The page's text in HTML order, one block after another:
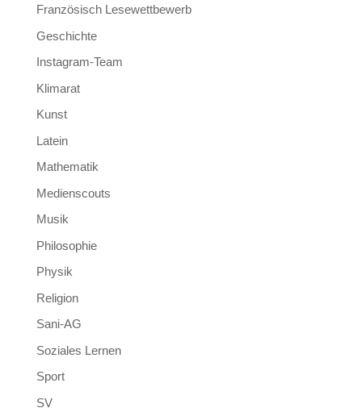
Französisch Lesewettbewerb
Geschichte
Instagram-Team
Klimarat
Kunst
Latein
Mathematik
Medienscouts
Musik
Philosophie
Physik
Religion
Sani-AG
Soziales Lernen
Sport
SV